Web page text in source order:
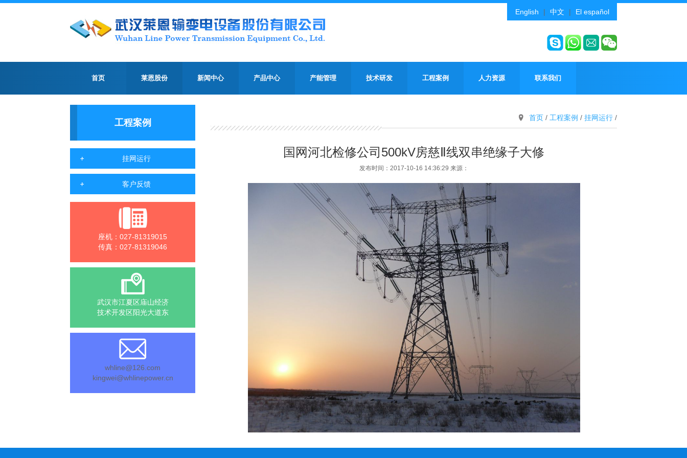
English | 中文 | El español
首页 莱恩股份 新闻中心 产品中心 产能管理 技术研发 工程案例 人力资源 联系我们
工程案例
挂网运行
客户反馈
座机：027-81319015
传真：027-81319046
武汉市江夏区庙山经济
技术开发区阳光大道东
whline@126.com
kingwei@whlinepower.cn
首页 / 工程案例 / 挂网运行 /
国网河北检修公司500kV房慈Ⅱ线双串绝缘子大修
发布时间：2017-10-16 14:36:29 来源：